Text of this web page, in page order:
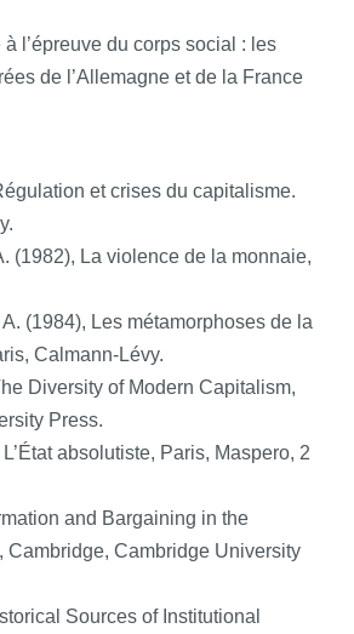
l’épreuve du corps social : les
de l’Allemagne et de la France
et crises du capitalisme.
(1982), La violence de la monnaie,
(1984), Les métamorphoses de la
Calmann-Lévy.
Diversity of Modern Capitalism,
Press.
absolutiste, Paris, Maspero, 2
and Bargaining in the
Cambridge, Cambridge University
Sources of Institutional